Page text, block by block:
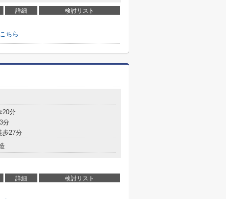
詳細 検討リスト
ちら
20分
分
歩27分
詳細 検討リスト